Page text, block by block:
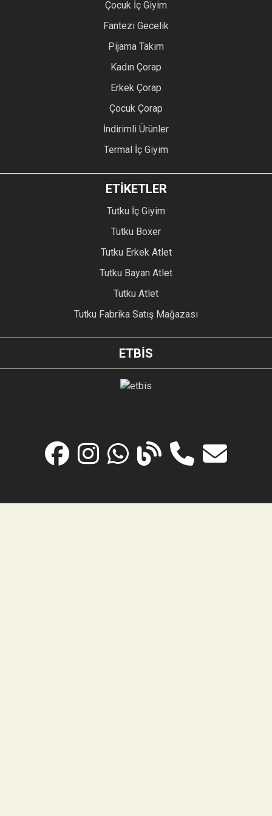
Çocuk İç Giyim
Fantezi Gecelik
Pijama Takım
Kadın Çorap
Erkek Çorap
Çocuk Çorap
İndirimli Ürünler
Termal İç Giyim
ETİKETLER
Tutku İç Giyim
Tutku Boxer
Tutku Erkek Atlet
Tutku Bayan Atlet
Tutku Atlet
Tutku Fabrika Satış Mağazası
ETBİS